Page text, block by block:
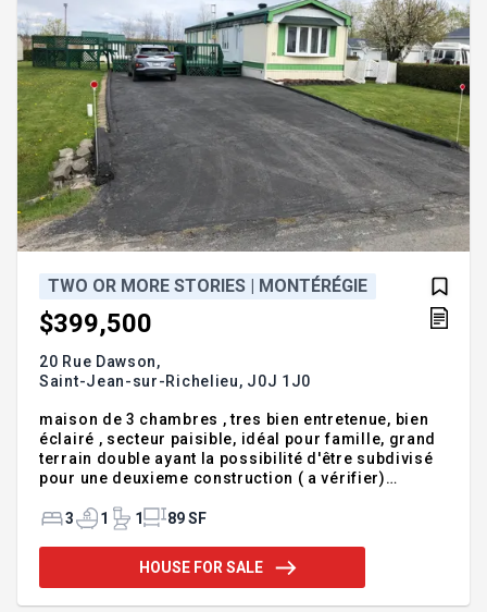
TWO OR MORE STORIES | MONTÉRÉGIE
$399,500
20 Rue Dawson,
Saint-Jean-sur-Richelieu, J0J 1J0
maison de 3 chambres , tres bien entretenue, bien
éclairé , secteur paisible, idéal pour famille, grand
terrain double ayant la possibilité d'être subdivisé
pour une deuxieme construction ( a vérifier)
assise sur dalle de béton INCLUSIONS fixtures,
3 1 1 89 SF
HOUSE FOR SALE